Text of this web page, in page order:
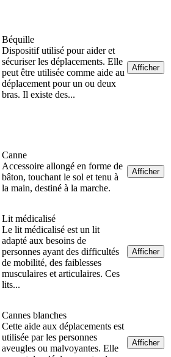
Béquille
Dispositif utilisé pour aider et
sécuriser les déplacements. Elle
peut être utilisée comme aide au
déplacement pour un ou deux
bras. Il existe des...
Afficher
Canne
Accessoire allongé en forme de
bâton, touchant le sol et tenu à
la main, destiné à la marche.
Afficher
Lit médicalisé
Le lit médicalisé est un lit
adapté aux besoins de
personnes ayant des difficultés
de mobilité, des faiblesses
musculaires et articulaires. Ces
lits...
Afficher
Cannes blanches
Cette aide aux déplacements est
utilisée par les personnes
aveugles ou malvoyantes. Elle
Afficher